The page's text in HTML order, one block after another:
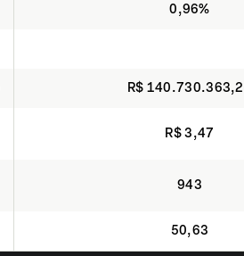
0,96%
R$
R$ 3,47
943
50,63